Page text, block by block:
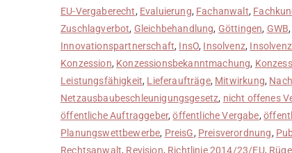
EU-Vergaberecht, Evaluierung, Fachanwalt,
Zuschlagverbot, Gleichbehandlung, Göttingen, GWB,
Innovationspartnerschaft, InsO, Insolvenz,
Konzession, Konzessionsbekanntmachung,
Leistungsfähigkeit, Lieferaufträge, Mitwirkung,
Netzausbaubeschleunigungsgesetz, nicht offenes
öffentliche Auftraggeber,öffentliche Vergabe,
Planungswettbewerbe, PreisG, Preisverordnung,
Rechtsanwalt, Revision, Richtlinie 2014/23/EU, Rüge